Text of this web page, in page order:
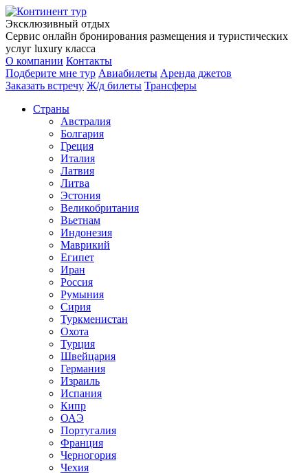
Эксклюзивный отдых
Сервис онлайн бронирования размещения и туристических
услуг luxury класса
О компании Контакты
Подберите мне тур Авиабилеты Аренда джетов
Заказать встречу Ж/д билеты Трансферы
Страны
Австралия
Болгария
Греция
Италия
Латвия
Литва
Эстония
Великобритания
Вьетнам
Индонезия
Маврикий
Египет
Иран
Россия
Румыния
Сирия
Туркменистан
Охота
Турция
Швейцария
Германия
Израиль
Испания
Кипр
ОАЭ
Португалия
Франция
Черногория
Чехия